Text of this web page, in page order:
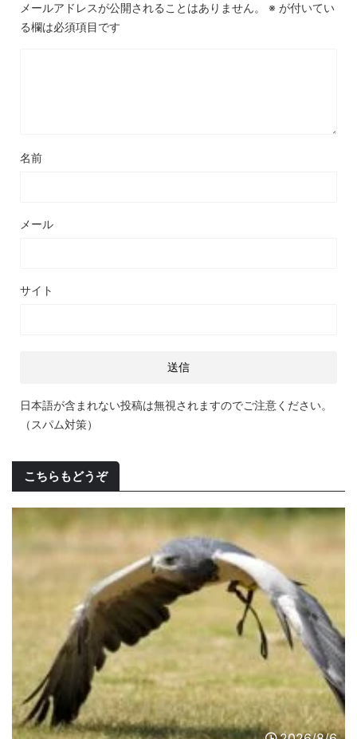
メールアドレスが公開されることはありません。 ※ が付いてい
る欄は必須項目です
名前
メール
サイト
日本語が含まれない投稿は無視されますのでご注意ください。
（スパム対策）
こちらもどうぞ